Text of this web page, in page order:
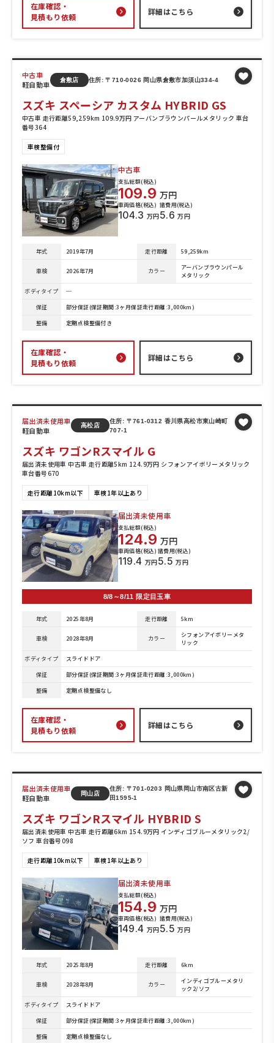
在庫確認・
見積もり依頼
詳細はこちら
中古車
軽自動車
倉敷店 住所: 〒710-0026 岡山県倉敷市加須山334-4
スズキ スペーシア カスタム HYBRID GS
中古車 走行距離59,259km 109.9万円 アーバンブラウンパールメタリック 車台
番号364
車検整備付
中古車
支払総額(税込)
109.9 万円
車両価格(税込)
104.3 万円
諸費用(税込)
5.6 万円
年式 2019年7月 走行距離 59,259km
車検 2026年7月 カラー
アーバンブラウンパール
メタリック
ボディタイプ
─
保証
部分保証(保証期間:3ヶ月保証走行距離:3,000km)
整備
定期点検整備付き
在庫確認・
見積もり依頼
詳細はこちら
届出済未使用車
軽自動車
高松店
住所: 〒761-0312 香川県高松市東山崎町
707-1
スズキ ワゴンRスマイル G
届出済未使用車 中古車 走行距離5km 124.9万円 シフォンアイボリーメタリック
車台番号670
走行距離10km以下 車検1年以上あり
届出済未使用車
支払総額(税込)
124.9 万円
車両価格(税込)
119.4 万円
諸費用(税込)
5.5 万円
8/8～8/11 限定目玉車
年式 2025年8月 走行距離 5km
車検 2028年8月 カラー
シフォンアイボリーメタ
リック
ボディタイプ
スライドドア
保証
部分保証(保証期間:3ヶ月保証走行距離:3,000km)
整備
定期点検整備なし
在庫確認・
見積もり依頼
詳細はこちら
届出済未使用車
軽自動車
岡山店
住所: 〒701-0203 岡山県岡山市南区古新
田1595-1
スズキ ワゴンRスマイル HYBRID S
届出済未使用車 中古車 走行距離6km 154.9万円 インディゴブルーメタリック2/
ソフ 車台番号098
走行距離10km以下 車検1年以上あり
届出済未使用車
支払総額(税込)
154.9 万円
車両価格(税込)
149.4 万円
諸費用(税込)
5.5 万円
年式 2025年8月 走行距離 6km
車検 2028年8月 カラー
インディゴブルーメタリ
ック2/ソフ
ボディタイプ
スライドドア
保証
部分保証(保証期間:3ヶ月保証走行距離:3,000km)
整備
定期点検整備なし